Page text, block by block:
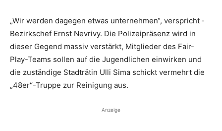
„Wir werden ­dagegen etwas unternehmen“, verspricht ­
Bezirkschef Ernst Nevrivy. Die Polizeipräsenz wird in
dieser Gegend massiv verstärkt, Mitglieder des Fair-
Play-Teams sollen auf die ­Jugendlichen einwirken und
die zuständige Stadträtin Ulli Sima schickt vermehrt die
„48er“-Truppe zur Reinigung aus.
Anzeige